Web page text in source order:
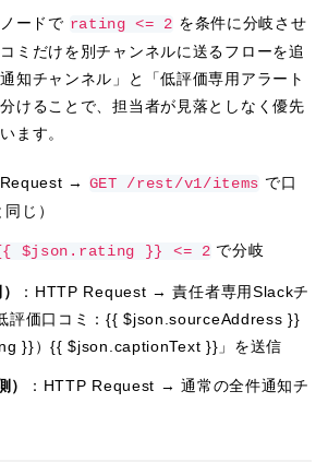
ードで rating <= 2 を条件に分岐させ
ミだけを別チャンネルに送るフローを追
知チャンネル」と「低評価専用アラート
けることで、担当者が見落としなく優先
ます。
Request → GET /rest/v1/items で口
じ）
$json.rating }} <= 2 で分岐
：HTTP Request → 責任者専用Slackチ
評価口コミ：{{ $json.sourceAddress }}
}}）{{ $json.captionText }}」を送信
）
：HTTP Request → 通常の全件通知チ